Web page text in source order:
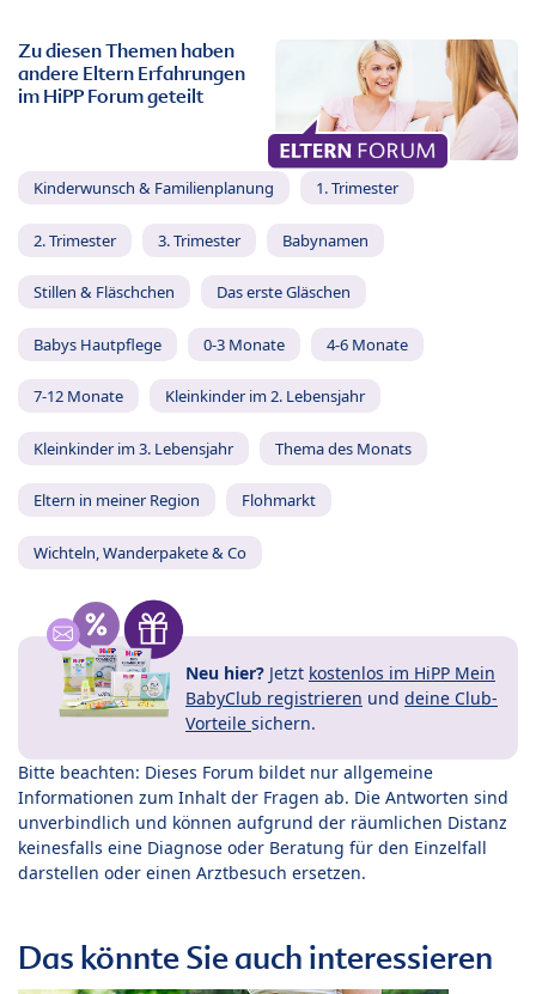
Zu diesen Themen haben
andere Eltern Erfahrungen
im HiPP Forum geteilt
Kinderwunsch & Familienplanung 1. Trimester
2. Trimester 3. Trimester Babynamen
Stillen & Fläschchen Das erste Gläschen
Babys Hautpflege 0-3 Monate 4-6 Monate
7-12 Monate Kleinkinder im 2. Lebensjahr
Kleinkinder im 3. Lebensjahr Thema des Monats
Eltern in meiner Region Flohmarkt
Wichteln, Wanderpakete & Co
Neu hier? Jetzt kostenlos im HiPP Mein
BabyClub registrieren und deine Club-
Vorteile sichern.
Bitte beachten: Dieses Forum bildet nur allgemeine
Informationen zum Inhalt der Fragen ab. Die Antworten sind
unverbindlich und können aufgrund der räumlichen Distanz
keinesfalls eine Diagnose oder Beratung für den Einzelfall
darstellen oder einen Arztbesuch ersetzen.
Das könnte Sie auch interessieren